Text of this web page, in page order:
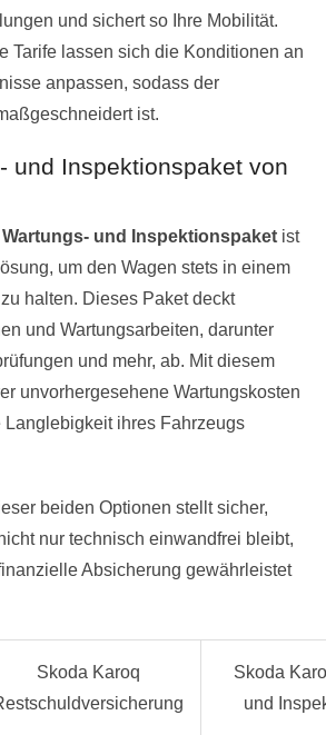
und sichert so Ihre Mobilität.
Tarife lassen sich die Konditionen an
anpassen, sodass der
ist.
und Inspektionspaket von
und Inspektionspaket ist
um den Wagen stets in einem
halten. Dieses Paket deckt
und Wartungsarbeiten, darunter
und mehr, ab. Mit diesem
unvorhergesehene Wartungskosten
Langlebigkeit ihres Fahrzeugs
beiden Optionen stellt sicher,
nur technisch einwandfrei bleibt,
Absicherung gewährleistet
Skoda Karoq
Skoda
und